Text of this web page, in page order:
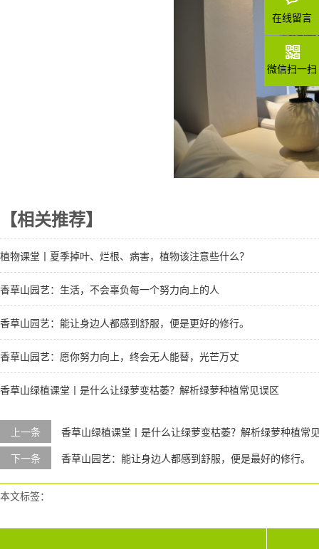
【相关推荐】
植物课堂丨夏季掉叶、烂根、病害，植物该注意些什么？
香草山园艺：生活，不会辜负每一个努力向上的人
香草山园艺：能让身边人都感到舒服，便是更好的修行。 ​​​
香草山园艺：愿你努力向上，终会无人能替，光芒万丈
香草山绿植课堂丨是什么让绿萝变枯萎？解析绿萝种植常见误区
上一条
香草山绿植课堂丨是什么让绿萝变枯萎？解析绿萝种植常
下一条
香草山园艺：能让身边人都感到舒服，便是最好的修行。 ​​​
本文标签：
在线留言
微信扫一扫